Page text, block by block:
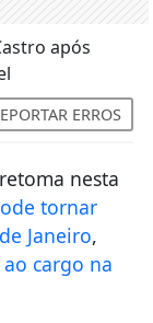
ERROS
nesta
tornar
Janeiro,
cargo na